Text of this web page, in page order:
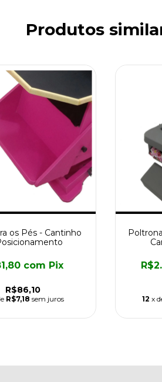
Produtos
os Pés - Cantinho
R$86,10
com Pix
R$7,18 sem juros 12 x